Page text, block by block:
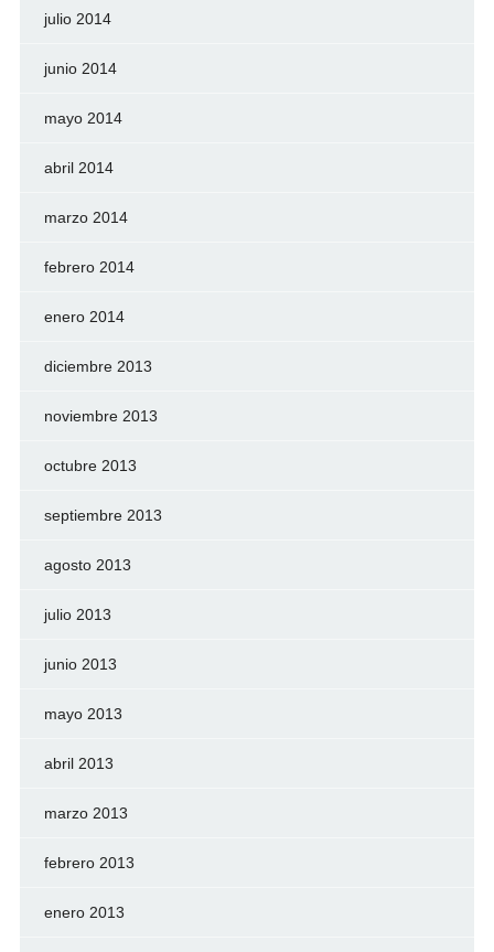
julio 2014
junio 2014
mayo 2014
abril 2014
marzo 2014
febrero 2014
enero 2014
diciembre 2013
noviembre 2013
octubre 2013
septiembre 2013
agosto 2013
julio 2013
junio 2013
mayo 2013
abril 2013
marzo 2013
febrero 2013
enero 2013